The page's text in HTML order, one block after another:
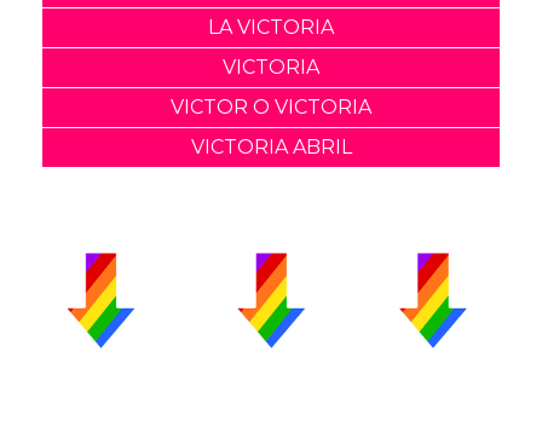
LA VICTORIA
VICTORIA
VICTOR O VICTORIA
VICTORIA ABRIL